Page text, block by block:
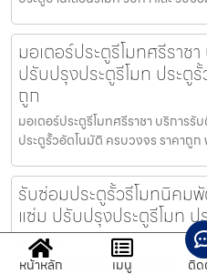
มอเตอร์ประตูรีโมทศรีรา
ปรับปรุงประตูรีโมท ประตู
ถูก
มอเตอร์ประตูรีโมทศรีราชา บริการ
ประตูรั้วอัตโนมัติ ครบวงจร ราคาถู
รับซ่อมประตูรั้วรีโมทนิค
แซ่ม ปรับปรุงประตูรีโมท
ราคาถูก
รับซ่อมประตูรั้วรีโมทนิคมพัฒนา บริ
หน้าหลัก เมนู ติ